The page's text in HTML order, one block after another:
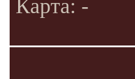
Карта: -